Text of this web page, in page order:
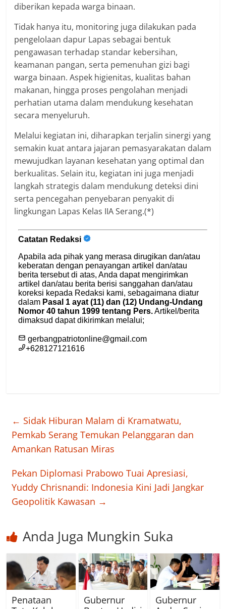
diberikan kepada warga binaan.
Tidak hanya itu, monitoring juga dilakukan pada
pengelolaan dapur Lapas sebagai bentuk
pengawasan terhadap standar kebersihan,
keamanan pangan, serta pemenuhan gizi bagi
warga binaan. Aspek higienitas, kualitas bahan
makanan, hingga proses pengolahan menjadi
perhatian utama dalam mendukung kesehatan
secara menyeluruh.
Melalui kegiatan ini, diharapkan terjalin sinergi yang
semakin kuat antara jajaran pemasyarakatan dalam
mewujudkan layanan kesehatan yang optimal dan
berkualitas. Selain itu, kegiatan ini juga menjadi
langkah strategis dalam mendukung deteksi dini
serta pencegahan penyebaran penyakit di
lingkungan Lapas Kelas IIA Serang.(*)
← Sidak Hiburan Malam di Kramatwatu,
Pemkab Serang Temukan Pelanggaran dan
Amankan Ratusan Miras
Pekan Diplomasi Prabowo Tuai Apresiasi,
Yuddy Chrisnandi: Indonesia Kini Jadi Jangkar
Geopolitik Kawasan →
Anda Juga Mungkin Suka
Penataan
Gubernur
Gubernur